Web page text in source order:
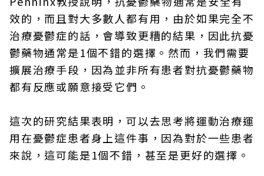
效的，而且對大多數人都有用，由於如果完全不
治療憂鬱症的話，會導致更糟的結果，因此抗憂
鬱藥物通常是1個不錯的選擇。然而，我們需要
擴展治療手段，因為並非所有患者對抗憂鬱藥物
都有反應或願意接受它們。
這次的研究結果表明，可以去思考將運動治療運
用在憂鬱症患者身上這件事，因為對於一些患者
來說，這可能是1個不錯，甚至是更好的選擇。